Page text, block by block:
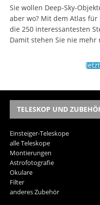
Sie wollen Deep-Sky-
aber wo? Mit dem Atlas
die 250 interessantesten
Damit stehen Sie nie
TELESKOP UND
Einsteiger-Teleskope
alle Teleskope
Montierungen
Astrofotografie
Okulare
Filter
anderes Zubehör